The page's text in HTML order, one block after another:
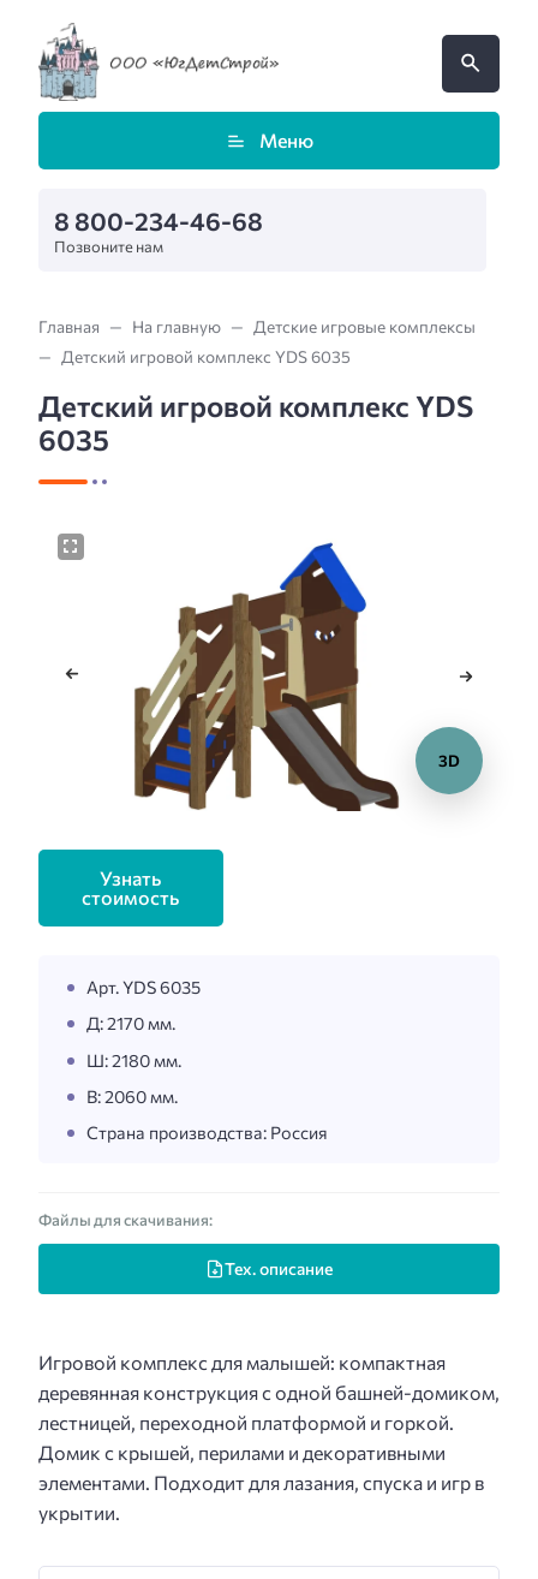
Меню
8 800-234-46-68
Позвоните нам
Главная На главную
Детские игровые комплексы
Детский игровой комплекс YDS 6035
Детский игровой комплекс YDS
6035
3D
Узнать
стоимость
Арт. YDS 6035
Д: 2170 мм.
Ш: 2180 мм.
В: 2060 мм.
Страна производства: Россия
Файлы для скачивания:
Тех. описание
Игровой комплекс для малышей: компактная
деревянная конструкция с одной башней-домиком,
лестницей, переходной платформой и горкой.
Домик с крышей, перилами и декоративными
элементами. Подходит для лазания, спуска и игр в
укрытии.